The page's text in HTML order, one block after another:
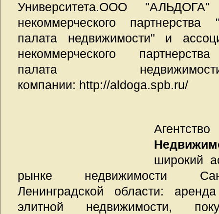
Университета.ООО
некоммерческого партнерства
палата недвижимости" и
некоммерческого
палата
компании: http://aldoga.spb.ru/
широкий
рынке недвижимости
Ленинградской области:
элитной недвижимости,